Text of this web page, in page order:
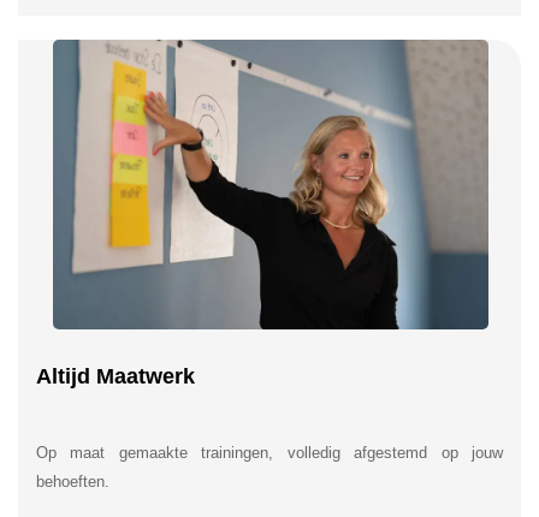
Altijd Maatwerk
Op maat gemaakte trainingen, volledig afgestemd op jouw
behoeften.